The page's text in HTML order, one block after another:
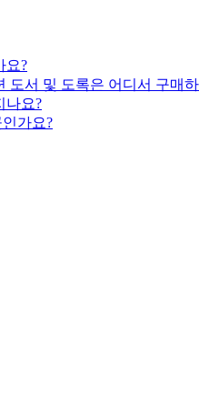
요?
도서 및 도록은 어디서 구매
나요?
가요?